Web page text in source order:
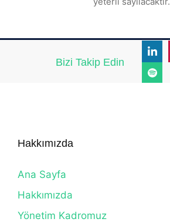
Bizi Takip Edin
Hakkımızda
Ana Sayfa
Hakkımızda
Yönetim Kadromuz